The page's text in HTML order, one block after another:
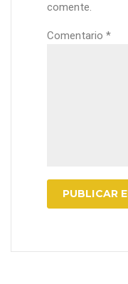
comente.
Comentario*